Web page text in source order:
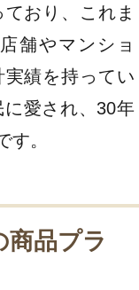
おり、これま
舗やマンショ
績を持ってい
に愛され、30年
す。
商品プラ